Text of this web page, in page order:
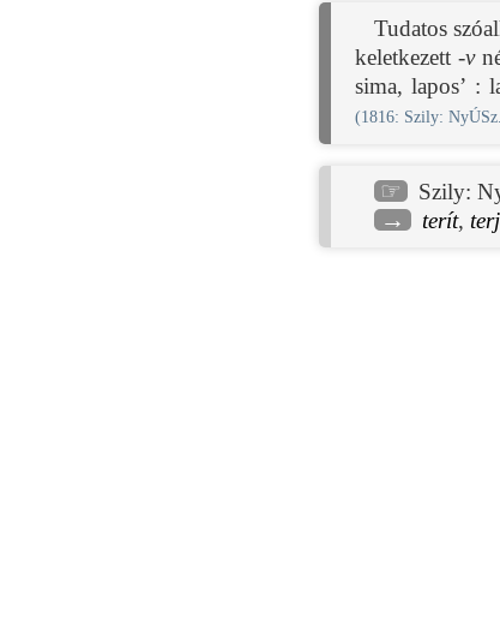
Tudatos
keletkezett-v
sima, lapos’ :
(1816: Szily:
☞ Szily:
→ terít,